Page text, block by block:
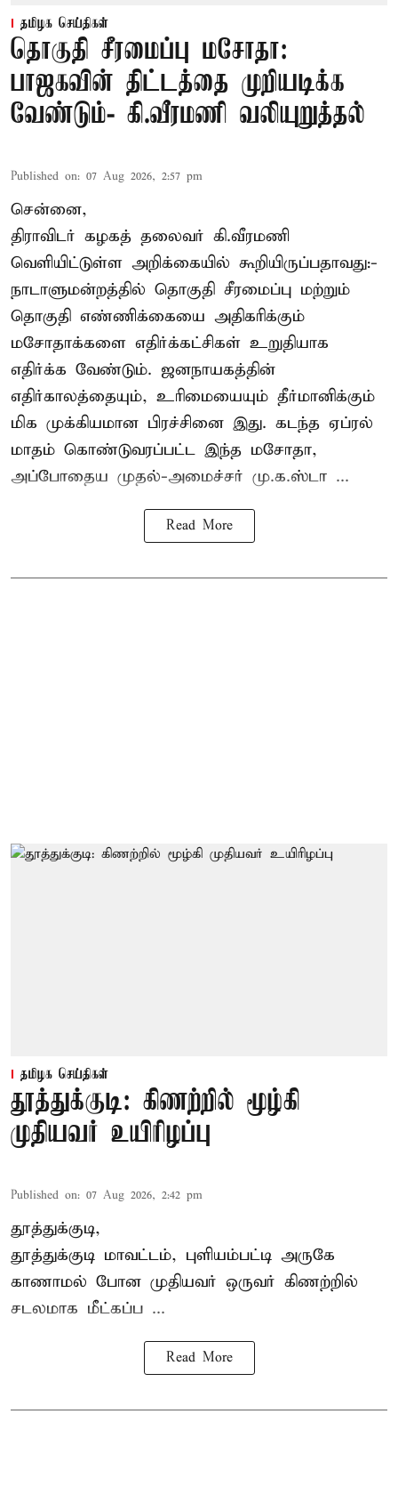
தமிழக செய்திகள்
தொகுதி சீரமைப்பு மசோதா:
பாஜகவின் திட்டத்தை முறியடிக்க
வேண்டும்- கி.வீரமணி வலியுறுத்தல்
Published on: 07 Aug 2026, 2:57 pm
சென்னை,
திராவிடர் கழகத் தலைவர் கி.வீரமணி
வெளியிட்டுள்ள அறிக்கையில் கூறியிருப்பதாவது:-
நாடாளுமன்றத்தில் தொகுதி சீரமைப்பு மற்றும்
தொகுதி எண்ணிக்கையை அதிகரிக்கும்
மசோதாக்களை எதிர்க்கட்சிகள் உறுதியாக
எதிர்க்க வேண்டும். ஜனநாயகத்தின்
எதிர்காலத்தையும், உரிமையையும் தீர்மானிக்கும்
மிக முக்கியமான பிரச்சினை இது. கடந்த ஏப்ரல்
மாதம் கொண்டுவரப்பட்ட இந்த மசோதா,
அப்போதைய முதல்-அமைச்சர் மு.க.ஸ்டா ...
Read More
தமிழக செய்திகள்
தூத்துக்குடி: கிணற்றில் மூழ்கி
முதியவர் உயிரிழப்பு
Published on: 07 Aug 2026, 2:42 pm
தூத்துக்குடி,
தூத்துக்குடி மாவட்டம், புளியம்பட்டி அருகே
காணாமல் போன முதியவர் ஒருவர் கிணற்றில்
சடலமாக மீட்கப்ப ...
Read More